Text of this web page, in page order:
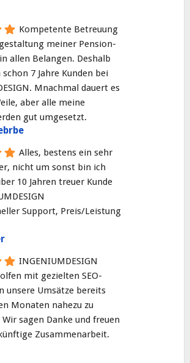
Kompetente Betreuung
meiner Pension-
allen Belangen. Deshalb
7 Jahre Kunden bei
Mnachmal dauert es
aber alle meine
gut umgesetzt.
Alles, bestens ein sehr
nicht um sonst bin ich
10 Jahren treuer Kunde
Support, Preis/Leistung
INGENIUMDESIGN
mit gezielten SEO-
unsere Umsätze bereits
Monaten nahezu zu
sagen Danke und freuen
Zusammenarbeit.